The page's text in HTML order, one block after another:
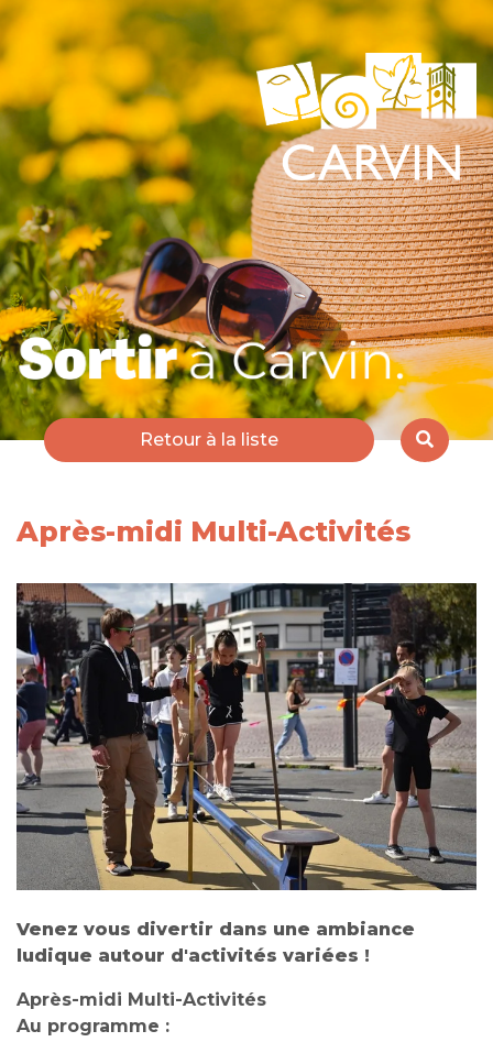
Retour à la liste
Après-midi Multi-Activités
Venez vous divertir dans une ambiance
ludique autour d'activités variées !
Après-midi Multi-Activités
Au programme :